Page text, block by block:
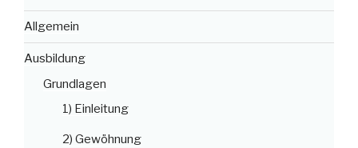
Allgemein
Ausbildung
Grundlagen
1) Einleitung
2) Gewöhnung